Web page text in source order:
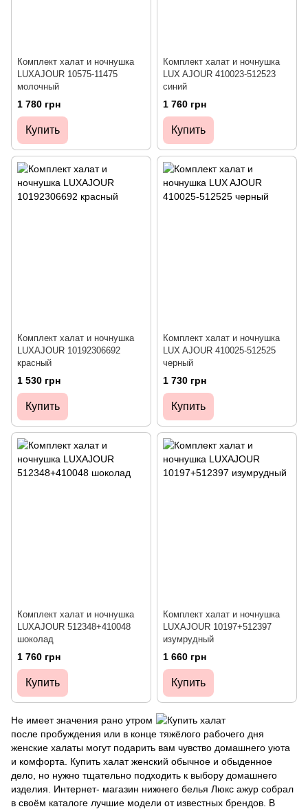
Комплект халат и ночнушка
LUXAJOUR 10575-11475
молочный
1 780 грн
Купить
Комплект халат и ночнушка
LUX AJOUR 410023-512523
синий
1 760 грн
Купить
Комплект халат и ночнушка
LUXAJOUR 10192306692
красный
1 530 грн
Купить
Комплект халат и ночнушка
LUX AJOUR 410025-512525
черный
1 730 грн
Купить
Комплект халат и ночнушка
LUXAJOUR 512348+410048
шоколад
1 760 грн
Купить
Комплект халат и ночнушка
LUXAJOUR 10197+512397
изумрудный
1 660 грн
Купить
Не имеет значения рано утром
после пробуждения или в конце тяжёлого рабочего дня
женские халаты могут подарить вам чувство домашнего уюта
и комфорта. Купить халат женский обычное и обыденное
дело, но нужно тщательно подходить к выбору домашнего
изделия. Интернет- магазин нижнего белья Люкс ажур собрал
в своём каталоге лучшие модели от известных брендов. В